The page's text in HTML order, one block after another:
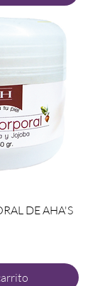
DE AHA'S